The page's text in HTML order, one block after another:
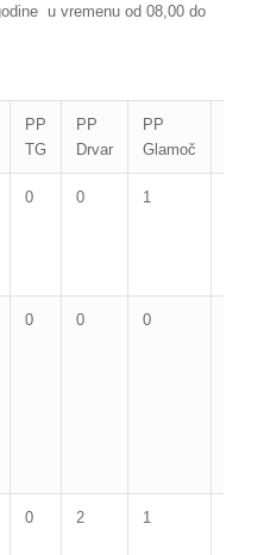
u vremenu od 08,00 do
PP
TG
PP
Drvar
PP
Glamoč
0 0 1
0 0 0
0 2 1